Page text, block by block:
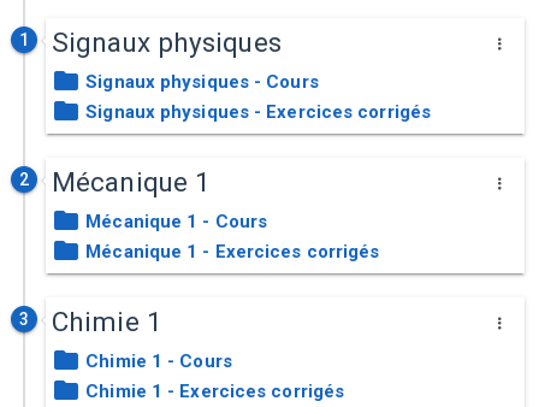
1 Signaux physiques
Signaux physiques - Cours
Signaux physiques - Exercices corrigés
2 Mécanique 1
Mécanique 1 - Cours
Mécanique 1 - Exercices corrigés
3 Chimie 1
Chimie 1 - Cours
Chimie 1 - Exercices corrigés